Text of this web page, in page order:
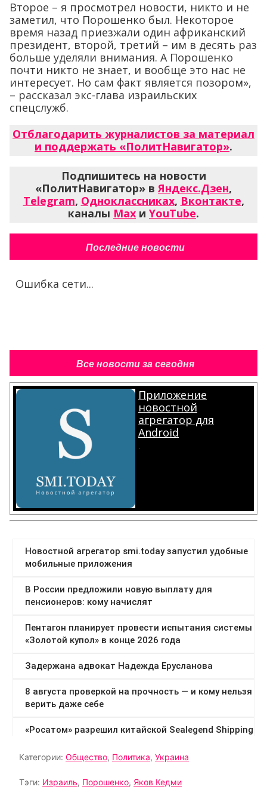
Второе – я просмотрел новости, никто и не
заметил, что Порошенко был. Некоторое
время назад приезжали один африканский
президент, второй, третий – им в десять раз
больше уделяли внимания. А Порошенко
почти никто не знает, и вообще это нас не
интересует. Но сам факт является позором»,
– рассказал экс-глава израильских
спецслужб.
Отблагодарить журналистов за материал
и поддержать «ПолитНавигатор».
Подпишитесь на новости
«ПолитНавигатор» вЯндекс.Дзен,
Telegram, Одноклассниках, Вконтакте,
каналы Max и YouTube.
Последние новости
Ошибка сети...
Все новости за сегодня
Приложение
новостной
агрегатор для
Android
.
Категории: Общество, Политика, Украина
Тэги: Израиль, Порошенко, Яков Кедми